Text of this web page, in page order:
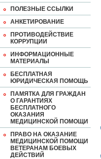
ПОЛЕЗНЫЕ ССЫЛКИ
АНКЕТИРОВАНИЕ
ПРОТИВОДЕЙСТВИЕ
КОРРУПЦИИ
ИНФОРМАЦИОННЫЕ
МАТЕРИАЛЫ
БЕСПЛАТНАЯ
ЮРИДИЧЕСКАЯ ПОМОЩЬ
ПАМЯТКА ДЛЯ ГРАЖДАН
О ГАРАНТИЯХ
БЕСПЛАТНОГО
ОКАЗАНИЯ
МЕДИЦИНСКОЙ ПОМОЩИ
ПРАВО НА ОКАЗАНИЕ
МЕДИЦИНСКОЙ ПОМОЩИ
ВЕТЕРАНАМ БОЕВЫХ
ДЕЙСТВИЙ